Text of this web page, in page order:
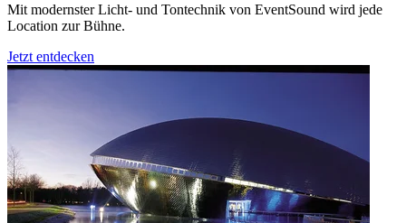
Mit modernster Licht- und Tontechnik von EventSound wird jede
Location zur Bühne.
Jetzt entdecken